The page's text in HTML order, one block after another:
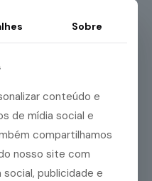
destacar. Por isso, a
competitiva frente à[…]
e qual a importância
Sobre
conteúdo e
de mídia social e
compartilhamos
nosso site com
publicidade e